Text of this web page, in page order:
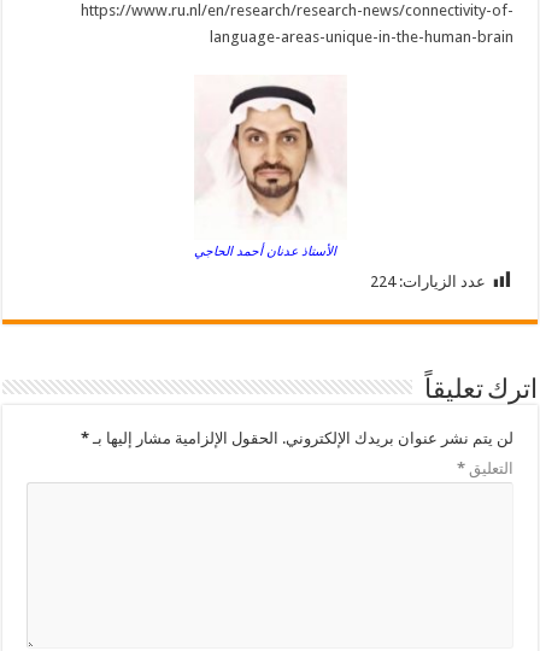
https://www.ru.nl/en/research/research-news/connectivity-of-
language-areas-unique-in-the-human-brain
الأستاذ عدنان أحمد الحاجي
عدد الزيارات: 224
اترك تعليقاً
لن يتم نشر عنوان بريدك الإلكتروني. الحقول الإلزامية مشار إليها بـ*
التعليق*